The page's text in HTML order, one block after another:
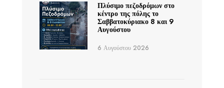
Πλύσιμο πεζοδρόμων στο
κέντρο της πόλης το
Σαββατοκύριακο 8 και 9
Αυγούστου
6 Αυγούστου 2026